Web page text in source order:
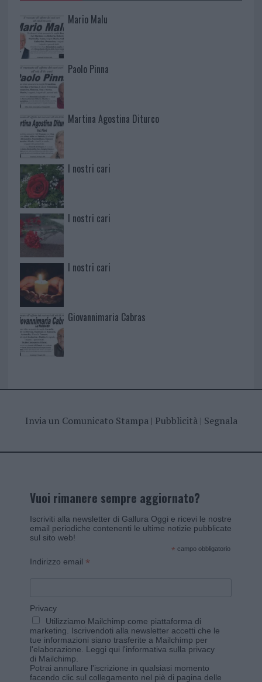
Mario Malu
Paolo Pinna
Martina Agostina Diturco
I nostri cari
I nostri cari
I nostri cari
Giovannimaria Cabras
Invia un Comunicato Stampa| Pubblicità| Segnala
Vuoi rimanere sempre aggiornato?
Iscriviti alla newsletter di Gallura Oggi e ricevi le nostre
email periodiche contenenti le ultime notizie pubblicate
sul sito web!
* campo obbligatorio
Indirizzo email *
Privacy
Utilizziamo Mailchimp come piattaforma di
marketing. Iscrivendoti alla newsletter accetti che le
tue informazioni siano trasferite a Mailchimp per
l'elaborazione. Leggi qui l'informativa sulla privacy
di Mailchimp
Potrai annullare l'iscrizione in qualsiasi momento
facendo clic sul collegamento nel piè di pagina delle